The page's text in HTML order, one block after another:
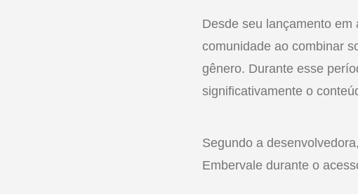
Desde seu lançamento
comunidade ao combinar
gênero. Durante esse
significativamente o
Segundo a
Embervale durante o